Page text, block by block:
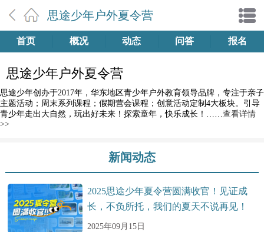
思途少年户外夏令营
首页 概况 动态 问答 报名
思途少年户外夏令营
思途少年创办于2017年，华东地区青少年户外教育领导品牌，专注于亲子
主题活动；周末系列课程；假期营会课程；创意活动定制4大板块。引导
青少年走出大自然，玩出好未来！探索童年，快乐成长！……查看详情
>>
新闻动态
2025思途少年夏令营圆满收官！见证成
长，不负所托，我们的夏天不说再见！
2025年09月15日